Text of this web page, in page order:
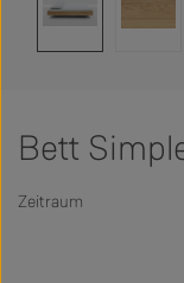
Bett
Zeitraum